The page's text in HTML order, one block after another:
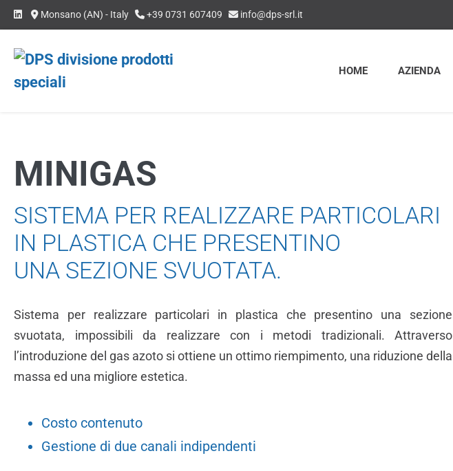
Salta
al
contenuto
Monsano (AN) - Italy +39 0731 607409 info@dps-srl.it
HOME AZIENDA
MINIGAS
SISTEMA PER REALIZZARE PARTICOLARI
IN PLASTICA CHE PRESENTINO
UNA SEZIONE SVUOTATA.
Sistema per realizzare particolari in plastica che presentino una sezione
svuotata, impossibili da realizzare con i metodi tradizionali. Attraverso
l’introduzione del gas azoto si ottiene un ottimo riempimento, una riduzione della
massa ed una migliore estetica.
Costo contenuto
Gestione di due canali indipendenti